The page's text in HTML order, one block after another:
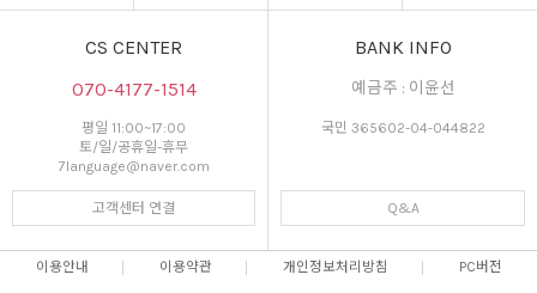
CS CENTER
070-4177-1514
평일 11:00~17:00
토/일/공휴일-휴무
7language@naver.com
고객센터 연결
BANK INFO
예금주 : 이윤선
국민 365602-04-044822
Q&A
이용안내 이용약관 개인정보처리방침 PC버전